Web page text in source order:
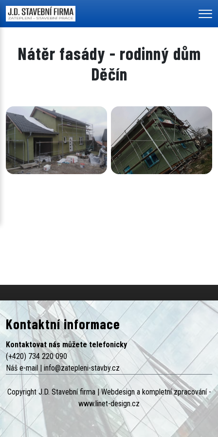
Nátěr fasády - rodinný dům
Děčín
Kontaktní informace
Kontaktovat nás můžete telefonicky
(+420) 734 220 090
Náš e-mail | info@zatepleni-stavby.cz
Copyright J.D. Stavební firma |Webdesign a kompletní zpracování -
www.linet-design.cz